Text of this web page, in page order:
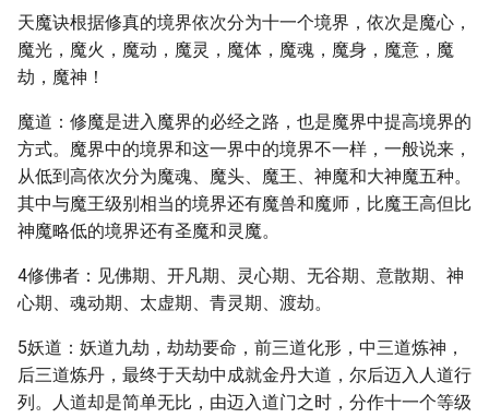
天魔诀根据修真的境界依次分为十一个境界，依次是魔心，
魔光，魔火，魔动，魔灵，魔体，魔魂，魔身，魔意，魔
劫，魔神！
魔道：修魔是进入魔界的必经之路，也是魔界中提高境界的
方式。魔界中的境界和这一界中的境界不一样，一般说来，
从低到高依次分为魔魂、魔头、魔王、神魔和大神魔五种。
其中与魔王级别相当的境界还有魔兽和魔师，比魔王高但比
神魔略低的境界还有圣魔和灵魔。
4修佛者：见佛期、开凡期、灵心期、无谷期、意散期、神
心期、魂动期、太虚期、青灵期、渡劫。
5妖道：妖道九劫，劫劫要命，前三道化形，中三道炼神，
后三道炼丹，最终于天劫中成就金丹大道，尔后迈入人道行
列。人道却是简单无比，由迈入道门之时，分作十一个等级